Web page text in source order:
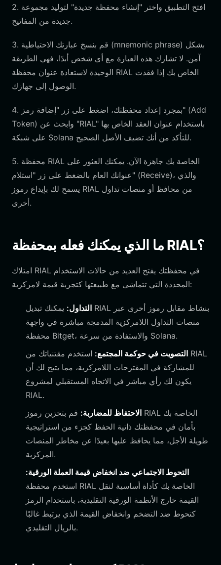
2. افتح التطبيق واختر "إنشاء محفظة جديدة" لتوليد مجموعة
جديدة من المفاتيح.
3. قم بنسخ عبارتك الاحتياطية (mnemonic phrase) بشكل
آمن. لا تشارك هذه العبارة مع أي شخص أبدًا، فهي الطريقة
الوحيدة لاستعادة عنوان محفظة RIAL الخاص بك إذا فقدت
الوصول إلى جهازك.
4. بمجرد إعداد محفظتك، اضغط على زر "إضافة رمز" (Add
Token) وابحث عن "RIAL" باستخدام عنوان العقد الخاص بها
على شبكة Solana للتأكد من أنك تضيف الأصل الصحيح.
5. محفظة RIAL الخاصة بك جاهزة الآن. يمكنك العثور على
عنوانك العام بالضغط على زر "استلام" (Receive)، والذي
يسمح لك بإيداع رموز RIAL من محافظ أو منصات تداول
أخرى.
ما الذي يمكنك فعله بمحفظة RIAL؟
امتلاك RIAL في محفظتك يفتح العديد من حالات الاستخدام
المحددة التي تتماشى مع طبيعتها كتجربة قيمة لامركزية:
التداول: يمكنك تبديل RIAL بنشاط مقابل رموز أخرى عبر
منصات التداول اللامركزية المدمجة مباشرة في واجهة
محفظة Bitget، والاستفادة من سرعة Solana.
التصويت في حوكمة المجتمع: استخدم مقتنياتك من RIAL
للمشاركة في المقترحات اللامركزية، مما يتيح لك أن
يكون لك رأي مباشر في الاتجاه المستقبلي لمشروع
RIAL.
الاحتفاظ للمضاربة: قم بتخزين رموز RIAL الخاصة بك
بأمان في محفظتك ذاتية الحفظ كجزء من استراتيجية
طويلة الأجل، مما يحافظ عليها بعيدًا عن مخاطر المنصات
المركزية.
التحوط الاجتماعي ضد انخفاض قيمة العملة الورقية:
استخدم محفظة RIAL الخاصة بك كأداة أساسية لنقل
القيمة خارج الأنظمة الورقية التقليدية، باستخدام الرمز
كتحوط ضد التضخم وانخفاض القيمة الذي يرتبط غالبًا
بالريال التقليدي.